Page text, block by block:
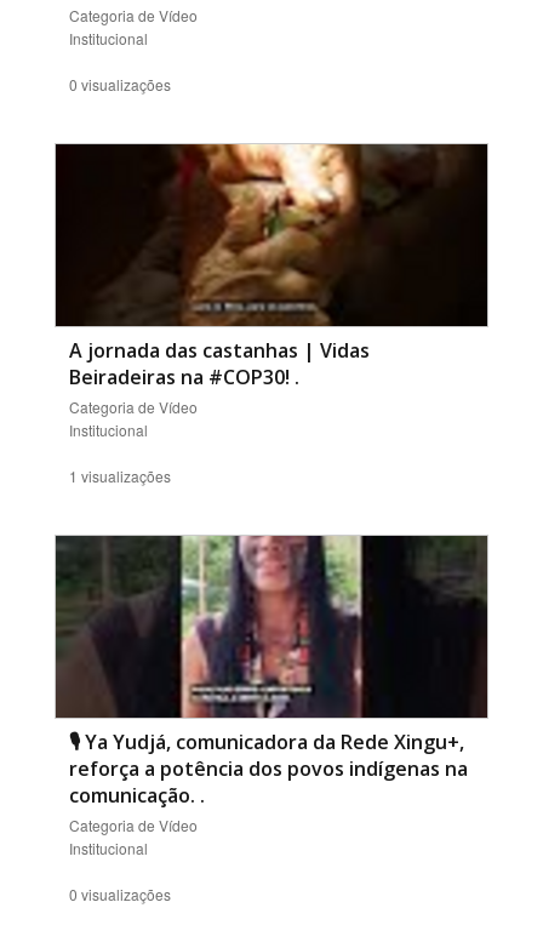
Categoria de Vídeo
Institucional
0 visualizações
A jornada das castanhas | Vidas
Beiradeiras na #COP30! .
Categoria de Vídeo
Institucional
1 visualizações
🎙️ Ya Yudjá, comunicadora da Rede Xingu+,
reforça a potência dos povos indígenas na
comunicação. .
Categoria de Vídeo
Institucional
0 visualizações